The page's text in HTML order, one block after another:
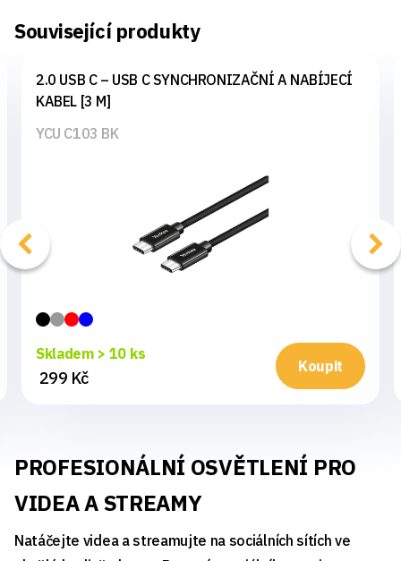
Související produkty
2.0 USB C – USB C SYNCHRONIZAČNÍ A NABÍJECÍ
KABEL [3 M]
YCU C103 BK
Skladem > 10 ks
299 Kč
Koupit
PROFESIONÁLNÍ OSVĚTLENÍ PRO
VIDEA A STREAMY
Natáčejte videa a streamujte na sociálních sítích ve